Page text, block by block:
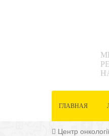
ГЛАВНАЯ
Центр онкології